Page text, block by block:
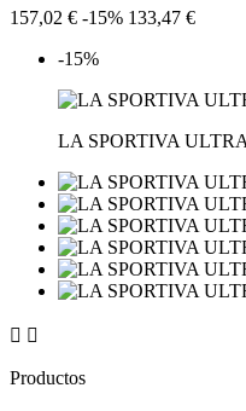
157,02 € -15% 133,47 €
-15%
LA SPORTIVA
 
Productos